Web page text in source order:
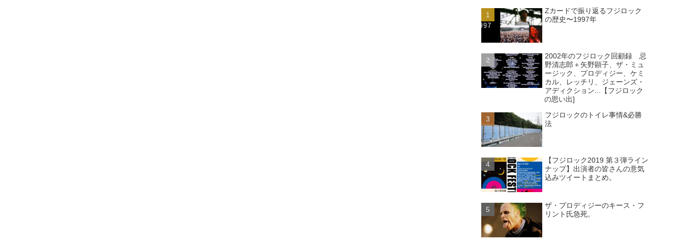
Zカードで振り返るフジロック
の歴史〜1997年
2002年のフジロック回顧録 忌
野清志郎＋矢野顕子、ザ・ミュ
ージック、プロディジー、ケミ
カル、レッチリ、ジェーンズ・
アディクション...【フジロック
の思い出]
フジロックのトイレ事情&必勝
法
【フジロック2019 第３弾ライン
ナップ】出演者の皆さんの意気
込みツイートまとめ。
ザ・プロディジーのキース・フ
リント氏急死。